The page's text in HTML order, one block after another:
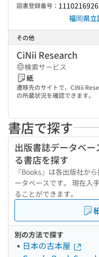
図書登録番号： 1110216926
福岡県
その他
CiNii Research
検索サービス
紙
遷移先のサイトで、CiNii
の所蔵状況を確認できます。
書店で探す
出版書誌データベー
る書店を探す
『Books』は各出版社か
ータベースです。 現在入
ることができます。
別の方法で探す
日本の古本屋